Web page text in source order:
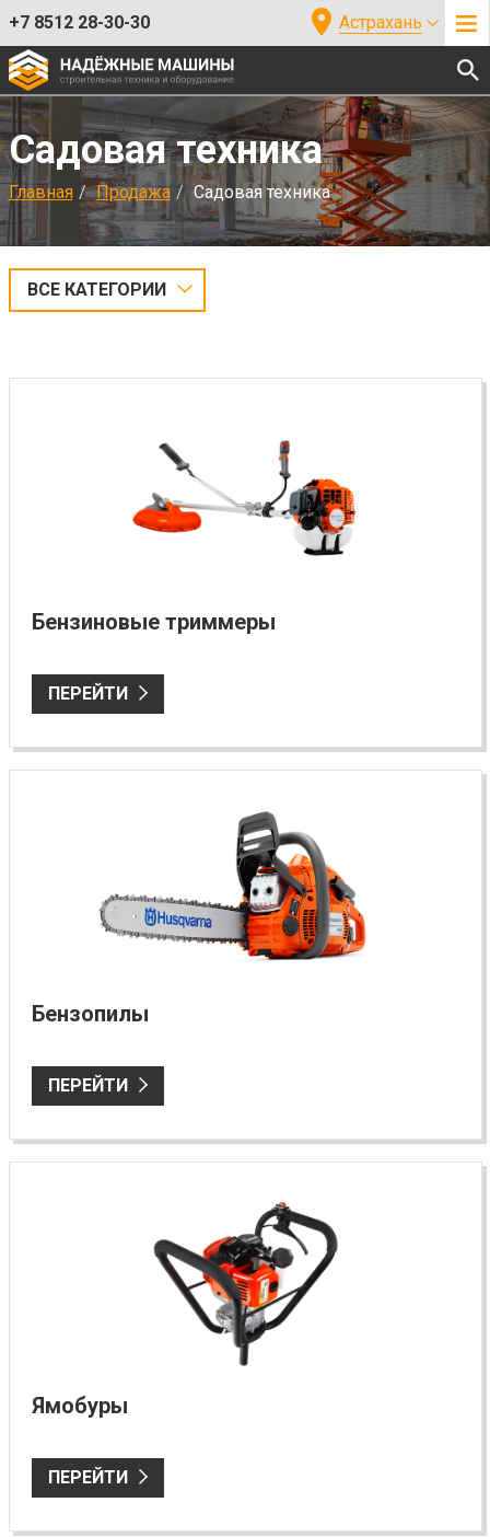
+7 8512 28-30-30 Астрахань
Садовая техника
Главная Продажа Садовая техника
ВСЕ КАТЕГОРИИ
Бензиновые триммеры
ПЕРЕЙТИ
Бензопилы
ПЕРЕЙТИ
Ямобуры
ПЕРЕЙТИ